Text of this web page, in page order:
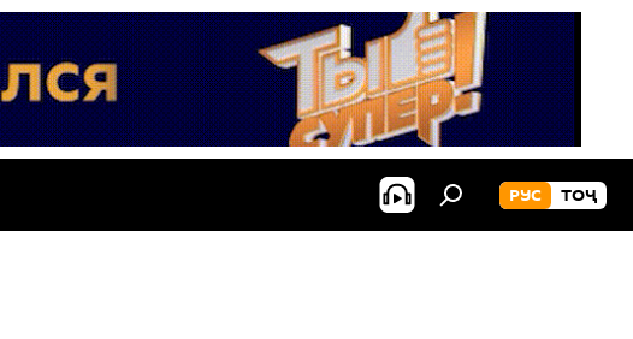
РУС ТОҶ